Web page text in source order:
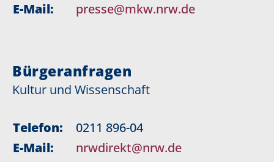
E-Mail:
presse@mkw.nrw.de
Bürgeranfragen
Kultur und Wissenschaft
Telefon:
0211 896-04
E-Mail:
nrwdirekt@nrw.de